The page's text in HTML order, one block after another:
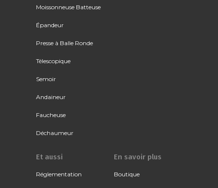
Moissonneuse Batteuse
Épandeur
Presse à Balle Ronde
Télescopique
Semoir
Andaineur
Faucheuse
Déchaumeur
Et aussi
Réglementation
En savoir plus
Boutique